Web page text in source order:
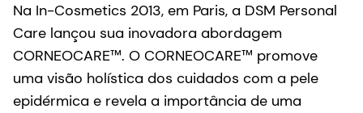
Na In-Cosmetics 2013, em Paris, a DSM Personal
Care lançou sua inovadora abordagem
CORNEOCARE™. O CORNEOCARE™ promove
uma visão holística dos cuidados com a pele
epidérmica e revela a importância de uma